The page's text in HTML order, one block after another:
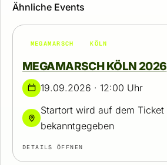
Ähnliche Events
MEGAMARSCH KÖLN
MEGAMARSCH KÖLN 2026
19.09.2026 · 12:00 Uhr
Startort wird auf dem Ticket
bekanntgegeben
DETAILS ÖFFNEN